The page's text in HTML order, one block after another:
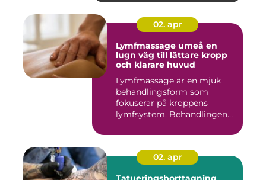
02. apr
Lymfmassage umeå en
lugn väg till lättare kropp
och klarare huvud
Lymfmassage är en mjuk
behandlingsform som
fokuserar på kroppens
lymfsystem. Behandlingen
02. apr